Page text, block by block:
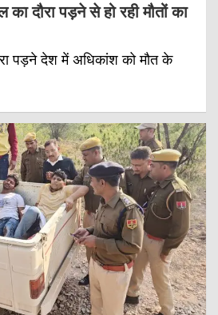
दौरा पड़ने से हो रही मौतों का
पड़ने देश में अधिकांश को मौत के